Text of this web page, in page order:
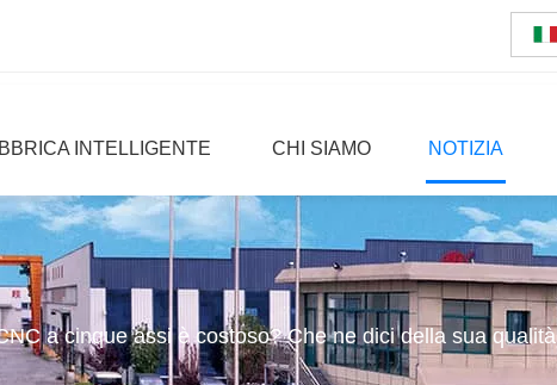
INTELLIGENTE CHI SIAMO NOTIZIA
a cinque assi è costoso? Che ne dici della sua qualità